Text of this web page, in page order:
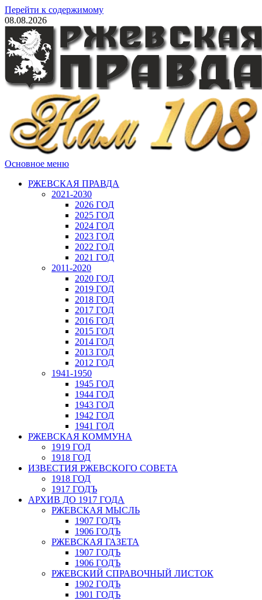
Перейти к содержимому
08.08.2026
Основное меню
РЖЕВСКАЯ ПРАВДА
2021-2030
2026 ГОД
2025 ГОД
2024 ГОД
2023 ГОД
2022 ГОД
2021 ГОД
2011-2020
2020 ГОД
2019 ГОД
2018 ГОД
2017 ГОД
2016 ГОД
2015 ГОД
2014 ГОД
2013 ГОД
2012 ГОД
1941-1950
1945 ГОД
1944 ГОД
1943 ГОД
1942 ГОД
1941 ГОД
РЖЕВСКАЯ КОММУНА
1919 ГОД
1918 ГОД
ИЗВЕСТИЯ РЖЕВСКОГО СОВЕТА
1918 ГОД
1917 ГОДЪ
АРХИВ ДО 1917 ГОДА
РЖЕВСКАЯ МЫСЛЬ
1907 ГОДЪ
1906 ГОДЪ
РЖЕВСКАЯ ГАЗЕТА
1907 ГОДЪ
1906 ГОДЪ
РЖЕВСКИЙ СПРАВОЧНЫЙ ЛИСТОК
1902 ГОДЪ
1901 ГОДЪ